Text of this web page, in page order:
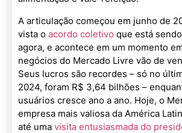
A articulação começou em junho de
vista o acordo coletivo que está
agora, e acontece em um momento
negócios do Mercado Livre vão de
Seus lucros são recordes – só no
2024, foram R$ 3,64 bilhões –
usuários cresce ano a ano. Hoje, o
empresa mais valiosa da América
até uma visita entusiasmada do